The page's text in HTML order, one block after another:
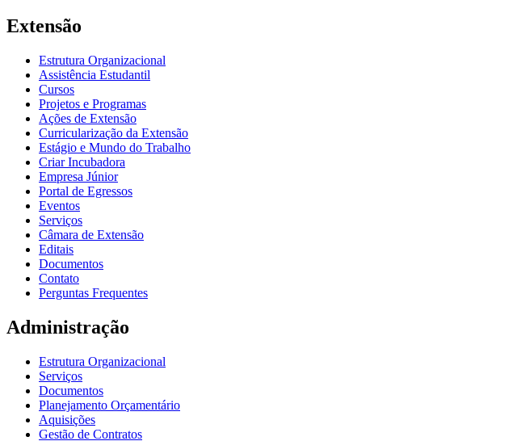
Extensão
Estrutura Organizacional
Assistência Estudantil
Cursos
Projetos e Programas
Ações de Extensão
Curricularização da Extensão
Estágio e Mundo do Trabalho
Criar Incubadora
Empresa Júnior
Portal de Egressos
Eventos
Serviços
Câmara de Extensão
Editais
Documentos
Contato
Perguntas Frequentes
Administração
Estrutura Organizacional
Serviços
Documentos
Planejamento Orçamentário
Aquisições
Gestão de Contratos